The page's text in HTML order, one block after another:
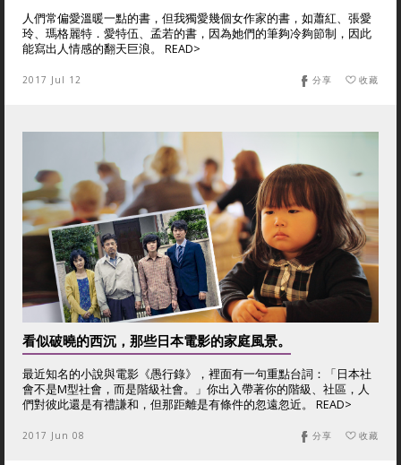
人們常偏愛溫暖一點的書，但我獨愛幾個女作家的書，如蕭紅、張愛
玲、瑪格麗特．愛特伍、孟若的書，因為她們的筆夠冷夠節制，因此
能寫出人情感的翻天巨浪。 READ>
2017 Jul 12 收藏
分享
看似破曉的西沉，那些日本電影的家庭風景。
最近知名的小說與電影《愚行錄》，裡面有一句重點台詞：「日本社
會不是M型社會，而是階級社會。」你出入帶著你的階級、社區，人
們對彼此還是有禮謙和，但那距離是有條件的忽遠忽近。 READ>
2017 Jun 08 收藏
分享